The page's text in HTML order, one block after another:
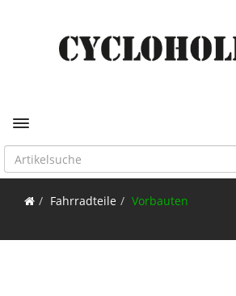
Toggle navigation
Fahrradteile Vorbauten